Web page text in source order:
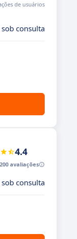
de usuários
sob consulta
4.4
avaliações
sob consulta